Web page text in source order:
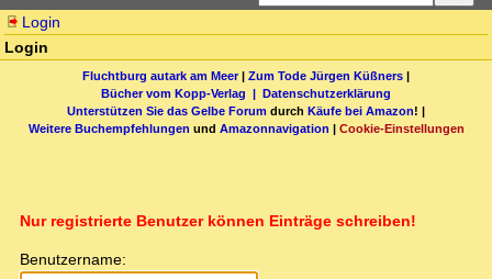
Login
Login
Fluchtburg autark am Meer| Zum Tode Jürgen Küßners |
Bücher vom Kopp-Verlag | Datenschutzerklärung
Unterstützen Sie das Gelbe Forum durch Käufe bei Amazon! |
Weitere Buchempfehlungen und Amazonnavigation | Cookie-Einstellungen
Nur registrierte Benutzer können Einträge schreiben!
Benutzername: